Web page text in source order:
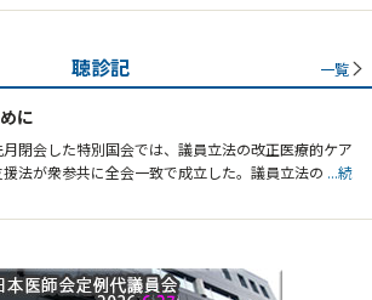
聴診記 一覧
に
閉会した特別国会では、議員立法の改正医療的ケア
援法が衆参共に全会一致で成立した。議員立法の ...続